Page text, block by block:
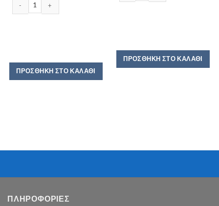
ΠΡΟΣΘΉΚΗ ΣΤΟ ΚΑΛΆΘΙ
ΠΡΟΣΘΉΚΗ ΣΤΟ ΚΑΛΆΘΙ
ΠΛΗΡΟΦΟΡΙΕΣ